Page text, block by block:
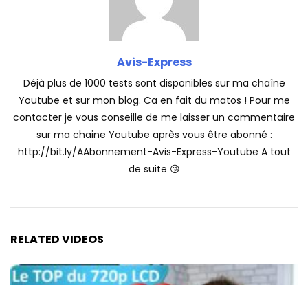
Avis-Express
Déjà plus de 1000 tests sont disponibles sur ma chaîne
Youtube et sur mon blog. Ca en fait du matos ! Pour me
contacter je vous conseille de me laisser un commentaire
sur ma chaine Youtube après vous être abonné :
http://bit.ly/AAbonnement-Avis-Express-Youtube A tout
de suite 😘
RELATED VIDEOS